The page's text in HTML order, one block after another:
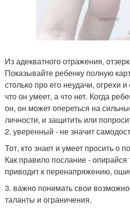
Из адекватного отражения,
Показывайте ребенку полную
столько про его неудачи, огрехи
что он умеет, а что нет. Когда
он, он может опереться на
личности, и защитить или
2. уверенный - не значит
Тот, кто знает и умеет просить о
Как правило послание - опирайся
приводит к перенапряжению,
3. важно понимать свои
таланты и ограничения.